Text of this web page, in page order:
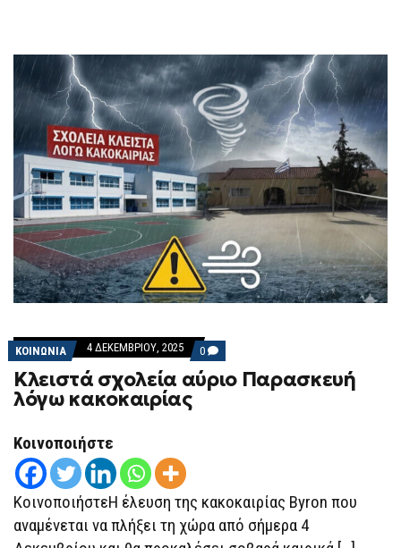
ΚΟΙΝΩΝΙΑ 4 ΔΕΚΕΜΒΡΊΟΥ, 2025 0 COMMENTS
ON
ΚΛΕΙΣΤΆ
ΣΧΟΛΕΊΑ
Κλειστά σχολεία αύριο Παρασκευή
λόγω κακοκαιρίας
Κοινοποιήστε
ΚοινοποιήστεΗ έλευση της κακοκαιρίας Byron που
αναμένεται να πλήξει τη χώρα από σήμερα 4